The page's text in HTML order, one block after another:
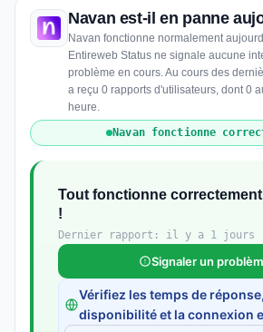
Navan est-il en panne
Navan fonctionne normalement
Entireweb Status ne signale aucune
problème en cours. Au cours des
a reçu 0 rapports d'utilisateurs, dont 0
heure.
Navan fonctionne
Tout fonctionne
!
Dernier rapport: il y a 1 jours
Signaler un
Vérifiez les temps de
disponibilité et la connexion